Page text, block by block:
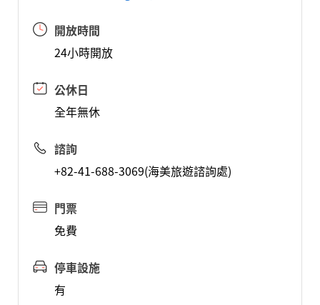
開放時間
24小時開放
公休日
全年無休
諮詢
+82-41-688-3069(海美旅遊諮詢處)
門票
免費
停車設施
有